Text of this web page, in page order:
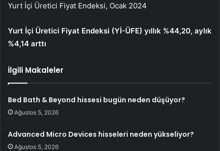
Yurt İçi Üretici Fiyat Endeksi, Ocak 2024
Yurt İçi Üretici Fiyat Endeksi (Yİ-ÜFE) yıllık %44,20, aylık
%4,14 arttı
İlgili Makaleler
Bed Bath & Beyond hissesi bugün neden düşüyor?
Ağustos 5, 2026
Advanced Micro Devices hisseleri neden yükseliyor?
Ağustos 5, 2026